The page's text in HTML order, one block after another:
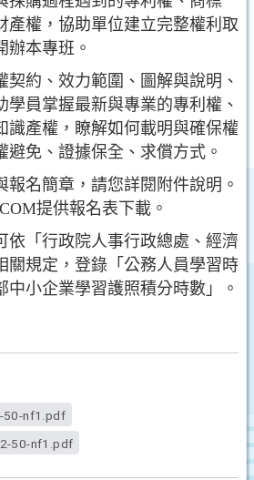
產權，協助單位建立完整權利取
辦本專班。
契約、效力範圍、圖解與說明、
學員掌握最新與專業的專利權、
識產權，瞭解如何載明與確保權
避免、證據保全、求償方式。
報名簡章，請您詳閱附件說明。
提供報名表下載。
依「行政院人事行政總處、經濟
關規定，登錄「公務人員學習時
中小企業學習護照積分時數」。
50-nf1.pdf
50-nf1.pdf